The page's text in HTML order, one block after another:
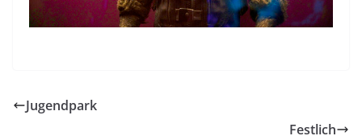
Jugendpark
Festlich